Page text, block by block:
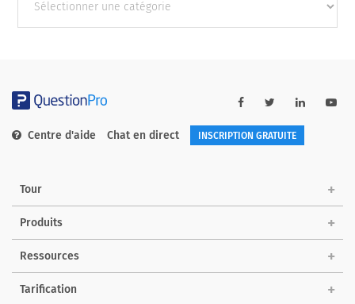
catégories
Centre d'aide Chat en direct INSCRIPTION GRATUITE
Tour
Produits
Ressources
Tarification